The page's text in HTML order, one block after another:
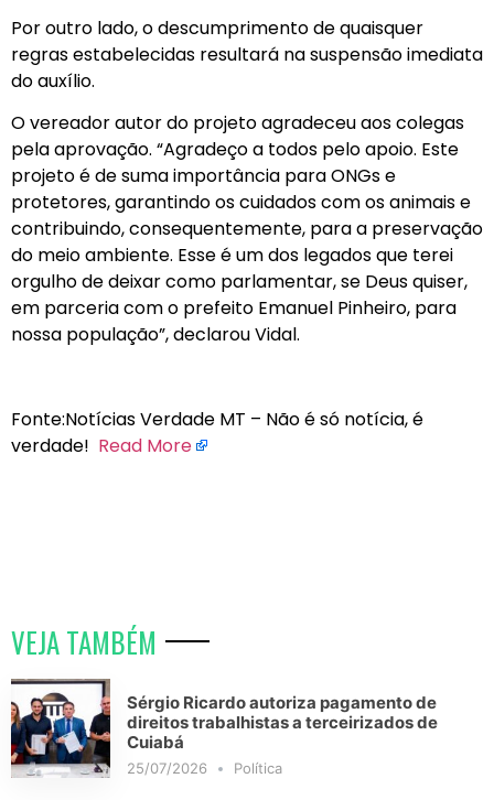
Por outro lado, o descumprimento de quaisquer
regras estabelecidas resultará na suspensão imediata
do auxílio.
O vereador autor do projeto agradeceu aos colegas
pela aprovação. “Agradeço a todos pelo apoio. Este
projeto é de suma importância para ONGs e
protetores, garantindo os cuidados com os animais e
contribuindo, consequentemente, para a preservação
do meio ambiente. Esse é um dos legados que terei
orgulho de deixar como parlamentar, se Deus quiser,
em parceria com o prefeito Emanuel Pinheiro, para
nossa população”, declarou Vidal.
Fonte:Notícias Verdade MT – Não é só notícia, é
verdade! Read More
VEJA TAMBÉM
Sérgio Ricardo autoriza pagamento de
direitos trabalhistas a terceirizados de
Cuiabá
25/07/2026 Política